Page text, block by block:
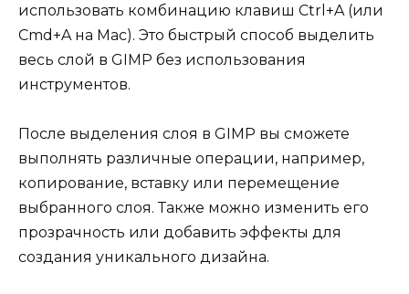
использовать комбинацию клавиш Ctrl+A (или
Cmd+A на Mac). Это быстрый способ выделить
весь слой в GIMP без использования
инструментов.
После выделения слоя в GIMP вы сможете
выполнять различные операции, например,
копирование, вставку или перемещение
выбранного слоя. Также можно изменить его
прозрачность или добавить эффекты для
создания уникального дизайна.